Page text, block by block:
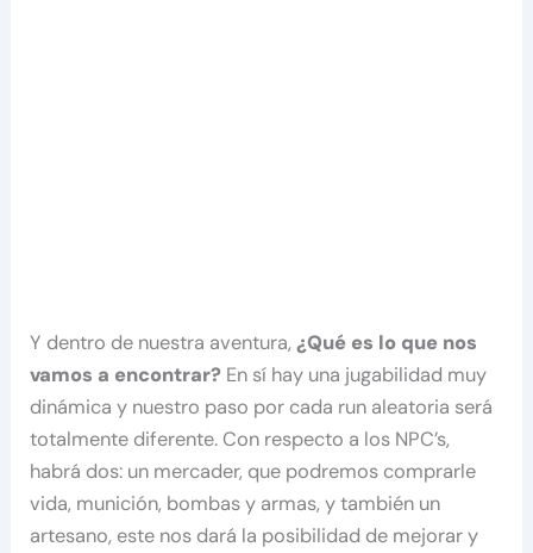
Y dentro de nuestra aventura,¿Qué es lo que nos
vamos a encontrar? En sí hay una jugabilidad muy
dinámica y nuestro paso por cada run aleatoria será
totalmente diferente. Con respecto a los NPC’s,
habrá dos: un mercader, que podremos comprarle
vida, munición, bombas y armas, y también un
artesano, este nos dará la posibilidad de mejorar y